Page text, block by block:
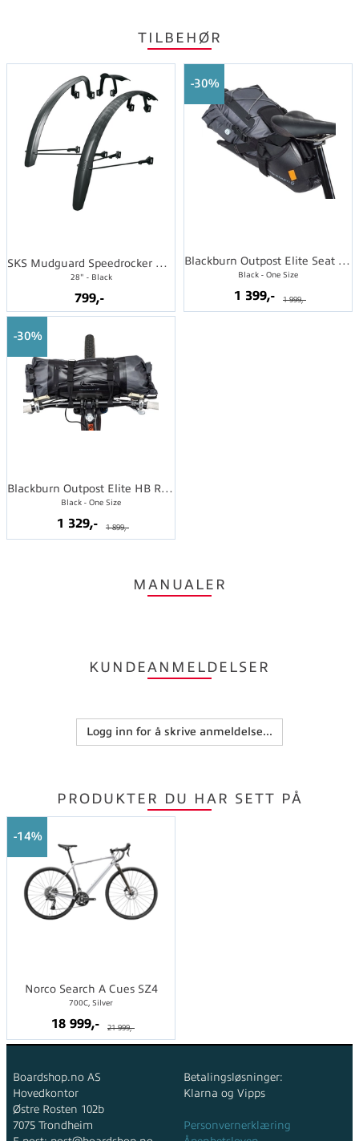
TILBEHØR
SKS Mudguard Speedrocker XL Set F+R
28" - Black
799,-
30%
Blackburn Outpost Elite Seat Pack
Black - One Size
1 399,- 1 999,-
30%
Blackburn Outpost Elite HB Rollbag
Black - One Size
1 329,- 1 899,-
MANUALER
KUNDEANMELDELSER
Logg inn for å skrive anmeldelse...
PRODUKTER DU HAR SETT PÅ
14%
Norco Search A Cues SZ4
700C, Silver
18 999,- 21 999,-
Boardshop.no AS
Hovedkontor
Østre Rosten 102b
7075 Trondheim
Betalingsløsninger:
Klarna og Vipps
Personvernerklæring